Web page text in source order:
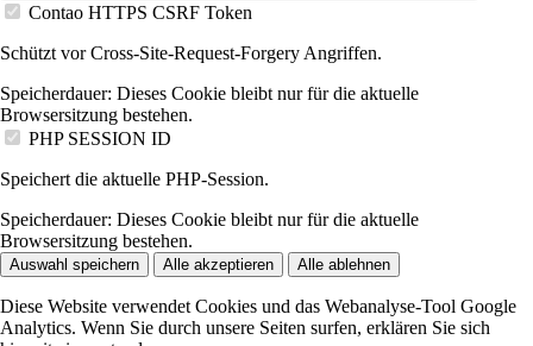
Contao HTTPS CSRF Token
Schützt vor Cross-Site-Request-Forgery Angriffen.
Speicherdauer: Dieses Cookie bleibt nur für die aktuelle
Browsersitzung bestehen.
PHP SESSION ID
Speichert die aktuelle PHP-Session.
Speicherdauer: Dieses Cookie bleibt nur für die aktuelle
Browsersitzung bestehen.
Auswahl speichern Alle akzeptieren Alle ablehnen
Diese Website verwendet Cookies und das Webanalyse-Tool Google
Analytics. Wenn Sie durch unsere Seiten surfen, erklären Sie sich